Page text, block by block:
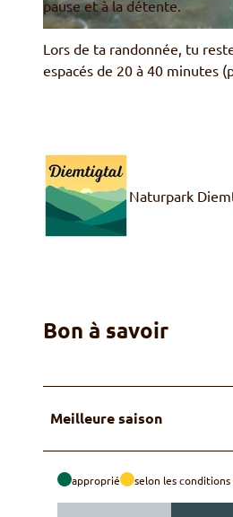
pause et à la détente.
Lors de ta randonnée, tu
espacés de 20 à 40 minutes
Naturpark
Bon à savoir
Meilleure saison
approprié selon les